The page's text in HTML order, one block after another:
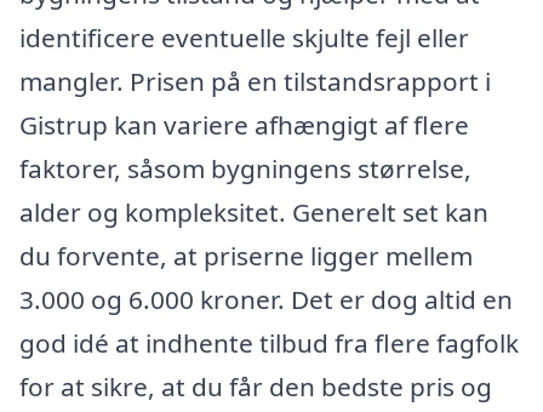
identificere eventuelle skjulte fejl eller
mangler. Prisen på en tilstandsrapport i
Gistrup kan variere afhængigt af flere
faktorer, såsom bygningens størrelse,
alder og kompleksitet. Generelt set kan
du forvente, at priserne ligger mellem
3.000 og 6.000 kroner. Det er dog altid en
god idé at indhente tilbud fra flere fagfolk
for at sikre, at du får den bedste pris og